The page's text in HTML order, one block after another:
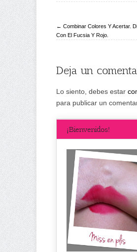
← Combinar Colores Y Acertar.
Con El Fucsia Y Rojo.
Deja un
Lo siento, debes estar
para publicar un
¡Bienvenidos!